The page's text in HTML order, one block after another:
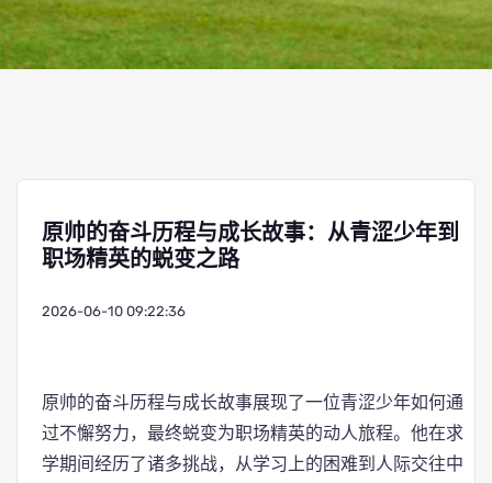
原帅的奋斗历程与成长故事：从青涩少年到
职场精英的蜕变之路
2026-06-10 09:22:36
原帅的奋斗历程与成长故事展现了一位青涩少年如何通
过不懈努力，最终蜕变为职场精英的动人旅程。他在求
学期间经历了诸多挑战，从学习上的困难到人际交往中